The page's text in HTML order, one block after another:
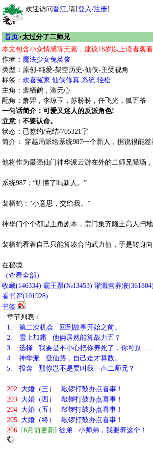
欢迎访问晋江,请[登入/注册]
首页>太过分了二师兄
本文包含小众情感等元素，建议18岁以上读者观看
作者： 魔法少女兔英俊
类型：原创-纯爱-架空历史-仙侠-主受视角
标签： 欢喜冤家 仙侠修真 系统 轻松
主角：裴栖鹤，洛无心
配角：萧羿，李琼玉，苏盼盼，任飞光，狐五爷
一句话简介：可爱又迷人的反派角色!
立意：不要认命。
状态：已签约/完结/705321字
简介： 穿越局派给系统987一个新人，据说很能
他将作为最强仙门神华派云游在外的二师兄登场
系统987：“听懂了吗新人。”
裴栖鹤：“小意思，交给我。”
神华门个个都是主角剧本，宗门集齐隐士高人扫
裴栖鹤看着自己只能算凑合的武力值，于是转身向
在秘境
（查看全部）
收藏(146334) 霸王票(№13453) 灌溉营养液(361804)
看书评(101928)
书签
章节列表：
1.
第二次机会 回到故事开始之前。
2.
雪上加霜 他俩居然能算战力五？
3.
选择 我要是不小心把你养死了，你可别
4.
神华派 登仙路，自己走才算数。
5.
投奔 那你岂不是要叫我一声二师兄？
202. 大婚（三） 敲锣打鼓办点喜事！
203. 大婚（四） 敲锣打鼓办点喜事！
204. 大婚（五） 敲锣打鼓办点喜事！
205. 大婚（终） 敲锣打鼓办点喜事！
206. [6月前更新] 徒弟 小师弟，我要养这个！